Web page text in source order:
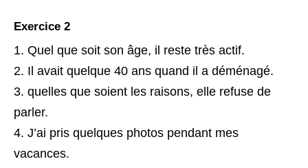
Exercice 2
Quel que soit son âge, il reste très actif.
Il avait quelque 40 ans quand il a déménagé.
quelles que soient les raisons, elle refuse de
parler.
J’ai pris quelques photos pendant mes
vacances.